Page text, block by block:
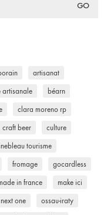
artisanat
artisanale béarn
clara moreno rp
craft beer culture
tourisme
fromage gocardless
in france make ici
next one ossau-iraty